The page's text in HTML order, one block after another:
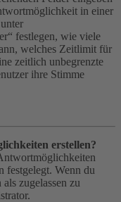
in einer
festlegen, wie viele
welches Zeitlimit für
zeitlich unbegrenzte
ihre Stimme
erstellen?
Wenn du
zugelassen zu